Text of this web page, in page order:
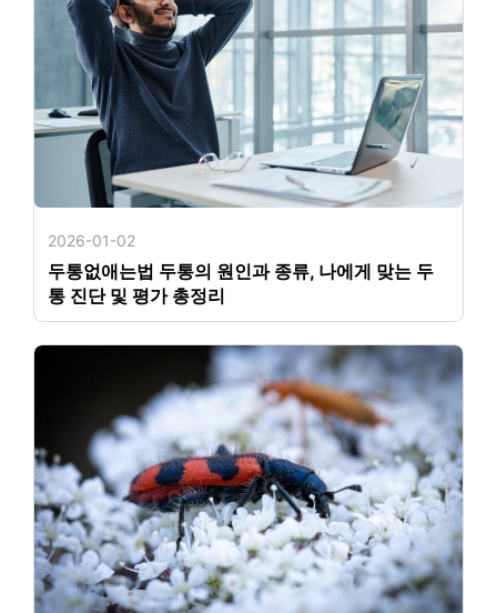
2026-01-02
두통없애는법 두통의 원인과 종류, 나에게 맞는 두
통 진단 및 평가 총정리